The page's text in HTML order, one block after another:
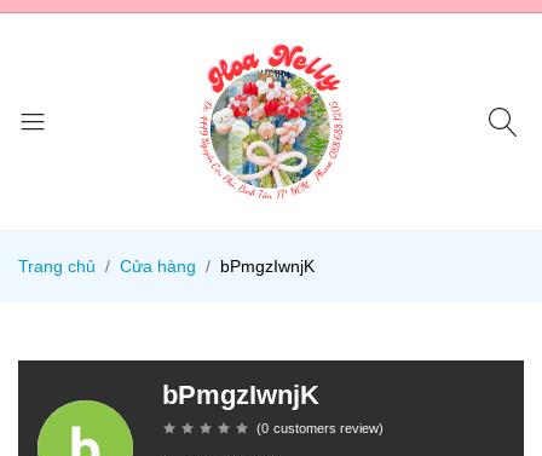
Trang chủ Cửa hàng bPmgzIwnjK
bPmgzIwnjK
(0 customers review)